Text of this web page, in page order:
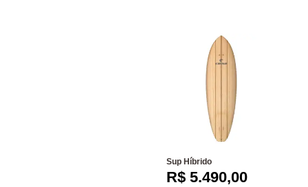
Sup Híbrido
R$ 5.490,00